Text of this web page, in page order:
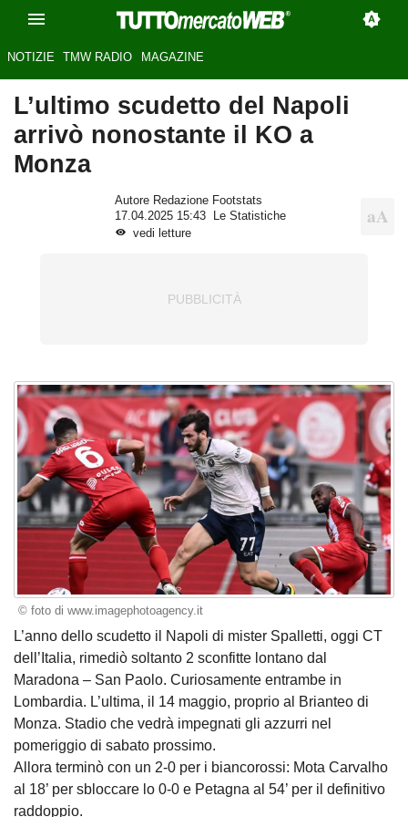
NOTIZIE TMW RADIO MAGAZINE
L’ultimo scudetto del Napoli
arrivò nonostante il KO a
Monza
Autore Redazione Footstats
17.04.2025 15:43
Le Statistiche
vedi letture
© foto di www.imagephotoagency.it
L’anno dello scudetto il Napoli di mister Spalletti, oggi CT
dell’Italia, rimediò soltanto 2 sconfitte lontano dal
Maradona – San Paolo. Curiosamente entrambe in
Lombardia. L’ultima, il 14 maggio, proprio al Brianteo di
Monza. Stadio che vedrà impegnati gli azzurri nel
pomeriggio di sabato prossimo.
Allora terminò con un 2-0 per i biancorossi: Mota Carvalho
al 18’ per sbloccare lo 0-0 e Petagna al 54’ per il definitivo
raddoppio.